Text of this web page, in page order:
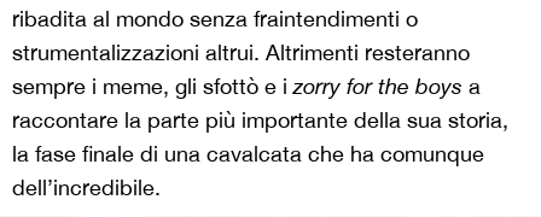
ribadita al mondo senza fraintendimenti o
strumentalizzazioni altrui. Altrimenti resteranno
sempre i meme, gli sfottò e izorry for the boys a
raccontare la parte più importante della sua storia,
la fase finale di una cavalcata che ha comunque
dell’incredibile.